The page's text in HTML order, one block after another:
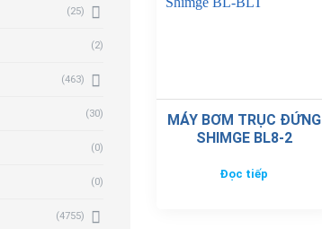
(25)
(2)
(463)
(30)
(0)
(0)
(4755)
MÁY BƠM TRỤC ĐỨNG
SHIMGE BL8-2
Đọc tiếp